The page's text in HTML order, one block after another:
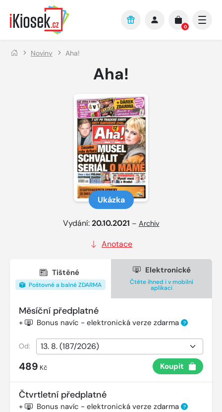
Přejít na hlavní obsah
0
Noviny Aha!
Aha!
Ukázka
Vydání:20.10.2021 – Archiv
Anotace
Tištěné
Poštovné a balné ZDARMA
Elektronické
Čtěte ihned i v mobilní
aplikaci
Měsíční předplatné
+ Bonus navíc - elektronická verze zdarma ?
Od:
489 Kč Koupit
Čtvrtletní předplatné
+ Bonus navíc - elektronická verze zdarma ?